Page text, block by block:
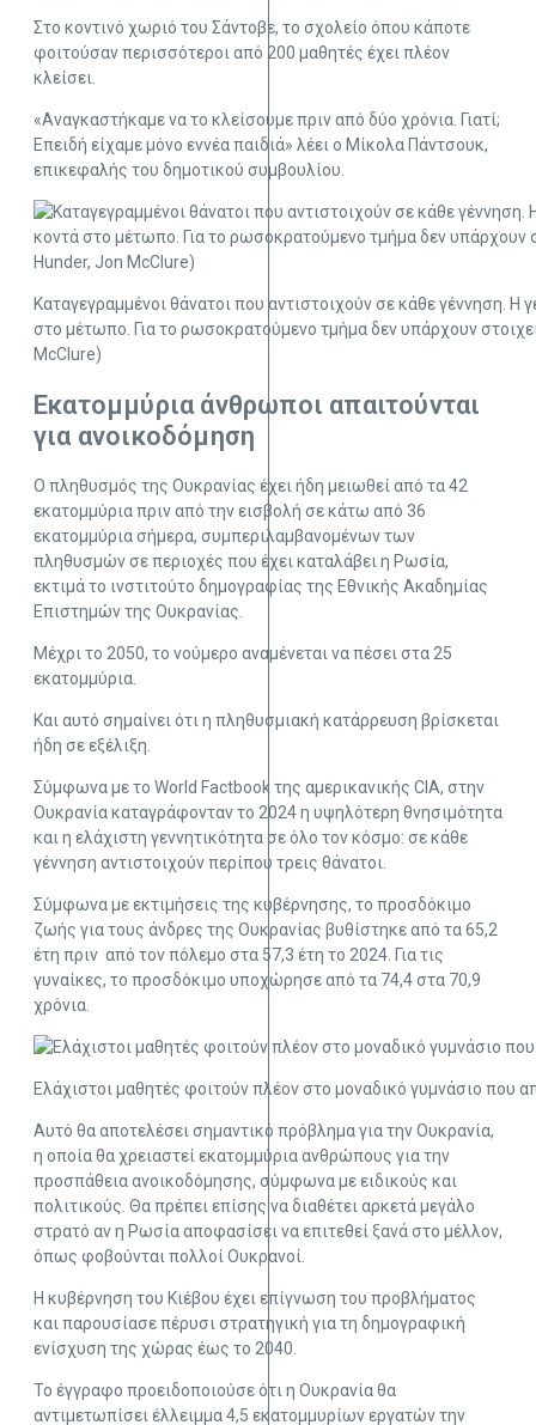
Στο κοντινό χωριό του Σάντοβε, το σχολείο όπου κάποτε
φοιτούσαν περισσότεροι από 200 μαθητές έχει πλέον
κλείσει.
«Αναγκαστήκαμε να το κλείσουμε πριν από δύο χρόνια. Γιατί;
Επειδή είχαμε μόνο εννέα παιδιά» λέει ο Μίκολα Πάντσουκ,
επικεφαλής του δημοτικού συμβουλίου.
Καταγεγραμμένοι θάνατοι που αντιστοιχούν σε κάθε γέννηση. Η
στο μέτωπο. Για το ρωσοκρατούμενο τμήμα δεν υπάρχουν
McClure)
Εκατομμύρια άνθρωποι απαιτούνται
για ανοικοδόμηση
Ο πληθυσμός της Ουκρανίας έχει ήδη μειωθεί από τα 42
εκατομμύρια πριν από την εισβολή σε κάτω από 36
εκατομμύρια σήμερα, συμπεριλαμβανομένων των
πληθυσμών σε περιοχές που έχει καταλάβει η Ρωσία,
εκτιμά το ινστιτούτο δημογραφίας της Εθνικής Ακαδημίας
Επιστημών της Ουκρανίας.
Μέχρι το 2050, το νούμερο αναμένεται να πέσει στα 25
εκατομμύρια.
Και αυτό σημαίνει ότι η πληθυσμιακή κατάρρευση βρίσκεται
ήδη σε εξέλιξη.
Σύμφωνα με το World Factbook της αμερικανικής CIA, στην
Ουκρανία καταγράφονταν το 2024 η υψηλότερη θνησιμότητα
και η ελάχιστη γεννητικότητα σε όλο τον κόσμο: σε κάθε
γέννηση αντιστοιχούν περίπου τρεις θάνατοι.
Σύμφωνα με εκτιμήσεις της κυβέρνησης, το προσδόκιμο
ζωής για τους άνδρες της Ουκρανίας βυθίστηκε από τα 65,2
έτη πριν από τον πόλεμο στα 57,3 έτη το 2024. Για τις
γυναίκες, το προσδόκιμο υποχώρησε από τα 74,4 στα 70,9
χρόνια.
Ελάχιστοι μαθητές φοιτούν πλέον στο μοναδικό γυμνάσιο
Αυτό θα αποτελέσει σημαντικό πρόβλημα για την Ουκρανία,
η οποία θα χρειαστεί εκατομμύρια ανθρώπους για την
προσπάθεια ανοικοδόμησης, σύμφωνα με ειδικούς και
πολιτικούς. Θα πρέπει επίσης να διαθέτει αρκετά μεγάλο
στρατό αν η Ρωσία αποφασίσει να επιτεθεί ξανά στο μέλλον,
όπως φοβούνται πολλοί Ουκρανοί.
Η κυβέρνηση του Κιέβου έχει επίγνωση του προβλήματος
και παρουσίασε πέρυσι στρατηγική για τη δημογραφική
ενίσχυση της χώρας έως το 2040.
Το έγγραφο προειδοποιούσε ότι η Ουκρανία θα
αντιμετωπίσει έλλειμμα 4,5 εκατομμυρίων εργατών την